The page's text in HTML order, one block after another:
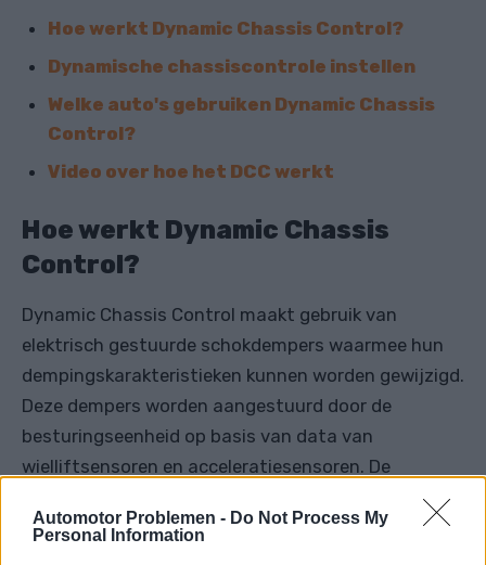
Automotor Problemen - Do Not Process My
Personal Information
Hoe werkt Dynamic Chassis Control?
Dynamische chassiscontrole instellen
Welke auto's gebruiken Dynamic Chassis
Control?
Video over hoe het DCC werkt
Hoe werkt Dynamic Chassis
Control?
Dynamic Chassis Control maakt gebruik van
elektrisch gestuurde schokdempers waarmee hun
dempingskarakteristieken kunnen worden gewijzigd.
Deze dempers worden aangestuurd door de
besturingseenheid op basis van data van
wielliftsensoren en acceleratiesensoren. De
aangepast door een elektromagnetische klep die de